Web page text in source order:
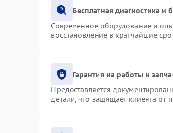
Бесплатная диагностика и
Современное оборудование и
восстановление в кратчайшие
Гарантия на работы и
Предоставляется
детали, что защищает клиента от